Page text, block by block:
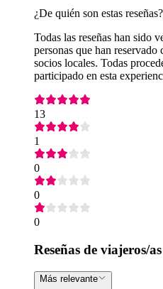
¿De quién son estas reseñas?
Todas las reseñas han sido
personas que han
socios locales. Todas
participado en esta
13
1
0
0
0
Reseñas de viajeros/as
Más relevante